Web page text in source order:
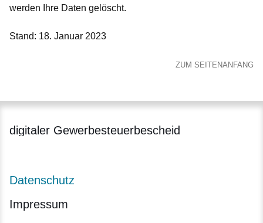
werden Ihre Daten gelöscht.
Stand: 18. Januar 2023
ZUM SEITENANFANG
digitaler Gewerbesteuerbescheid
Datenschutz
Impressum